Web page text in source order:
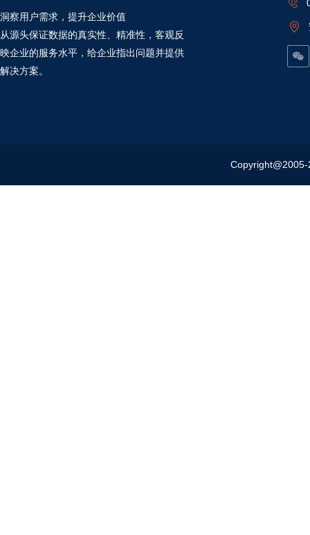
洞察用户需求，提升企业价值
从源头保证数据的真实性、精准性，客观反
映企业的服务水平，给企业指出问题并提供
解决方案。